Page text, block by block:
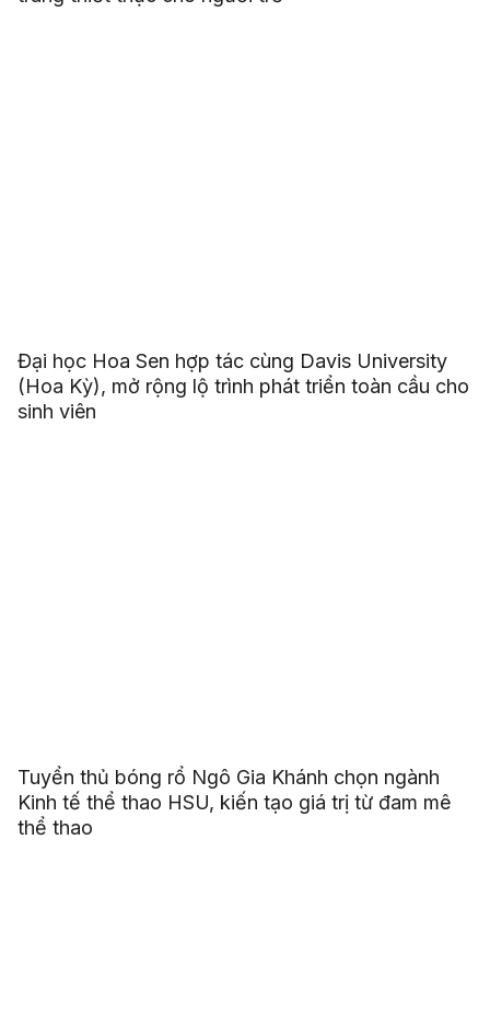
Đại học Hoa Sen hợp tác cùng Davis University
(Hoa Kỳ), mở rộng lộ trình phát triển toàn cầu cho
sinh viên
Tuyển thủ bóng rổ Ngô Gia Khánh chọn ngành
Kinh tế thể thao HSU, kiến tạo giá trị từ đam mê
thể thao